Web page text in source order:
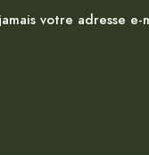
votre adresse